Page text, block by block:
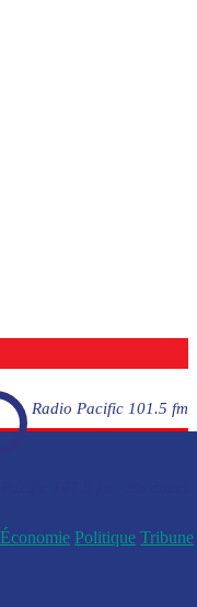
Radio Pacific 101.5 fm
Économie Politique Tribune